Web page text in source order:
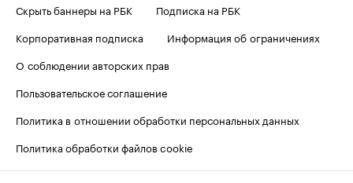
Скрыть баннеры на РБК
Подписка на РБК
Корпоративная подписка
Информация об ограничениях
О соблюдении авторских прав
Пользовательское соглашение
Политика в отношении обработки персональных данных
Политика обработки файлов cookie